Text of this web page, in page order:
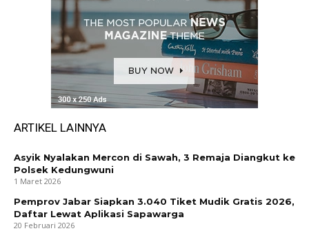
ARTIKEL LAINNYA
Asyik Nyalakan Mercon di Sawah, 3 Remaja Diangkut ke
Polsek Kedungwuni
1 Maret 2026
Pemprov Jabar Siapkan 3.040 Tiket Mudik Gratis 2026,
Daftar Lewat Aplikasi Sapawarga
20 Februari 2026